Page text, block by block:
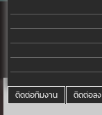
ติดต่อทีมงาน ติดต่อล